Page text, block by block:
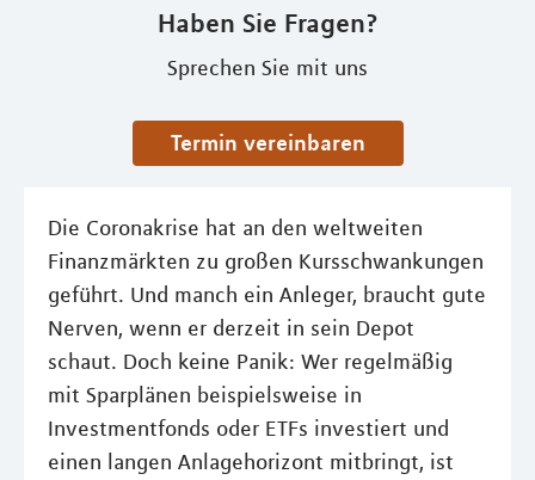
Haben Sie Fragen?
Sprechen Sie mit uns
Termin vereinbaren
Die Coronakrise hat an den weltweiten
Finanzmärkten zu großen Kursschwankungen
geführt. Und manch ein Anleger, braucht gute
Nerven, wenn er derzeit in sein Depot
schaut. Doch keine Panik: Wer regelmäßig
mit Sparplänen beispielsweise in
Investmentfonds oder ETFs investiert und
einen langen Anlagehorizont mitbringt, ist